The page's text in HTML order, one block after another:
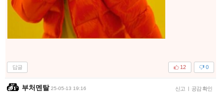
답글 0
12
부처멘탈 25-05-13 19:16 신고 | 공감 확인